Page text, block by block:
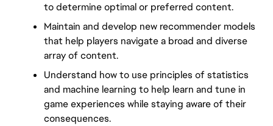
to determine optimal or preferred content.
Maintain and develop new recommender models
that help players navigate a broad and diverse
array of content.
Understand how to use principles of statistics
and machine learning to help learn and tune in
game experiences while staying aware of their
consequences.